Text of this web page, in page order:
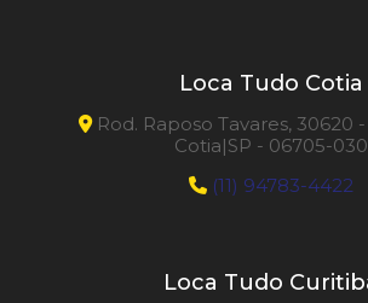
Loca Tudo Cotia
Rod. Raposo Tavares, 30620
Cotia|SP - 06705-030
(11) 94783-4422
Loca Tudo